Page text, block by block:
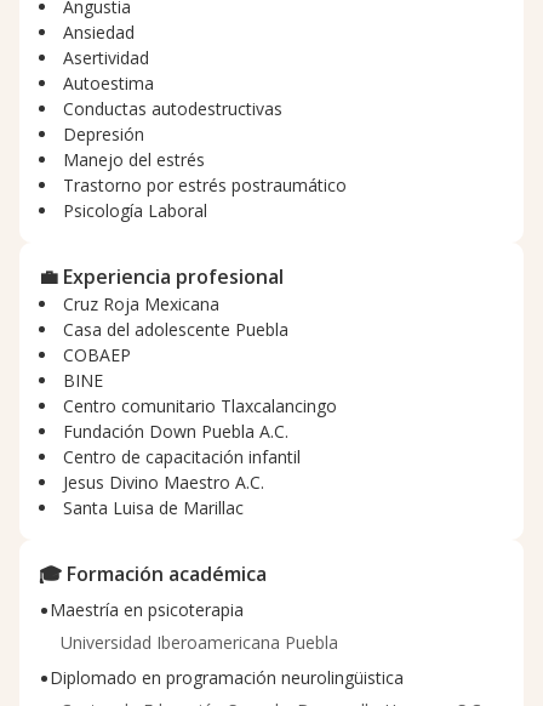
cita y comencemos a trabajar en ti, a tu ritmo y con
respeto por tu proceso.
Angustia
Ansiedad
Asertividad
Autoestima
Conductas autodestructivas
Depresión
Manejo del estrés
Trastorno por estrés postraumático
Psicología Laboral
💼 Experiencia profesional
Cruz Roja Mexicana
Casa del adolescente Puebla
COBAEP
BINE
Centro comunitario Tlaxcalancingo
Fundación Down Puebla A.C.
Centro de capacitación infantil
Jesus Divino Maestro A.C.
Santa Luisa de Marillac
🎓 Formación académica
•Maestría en psicoterapia
Universidad Iberoamericana Puebla
•Diplomado en programación neurolingüistica